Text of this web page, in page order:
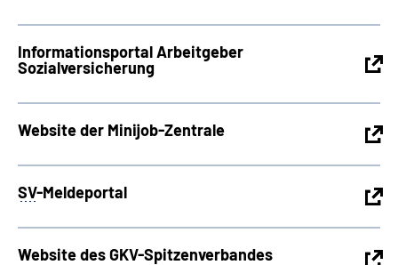
Informationsportal Arbeitgeber
Sozialversicherung
Website der Minijob-Zentrale
SV-Meldeportal
Website des GKV-Spitzenverbandes